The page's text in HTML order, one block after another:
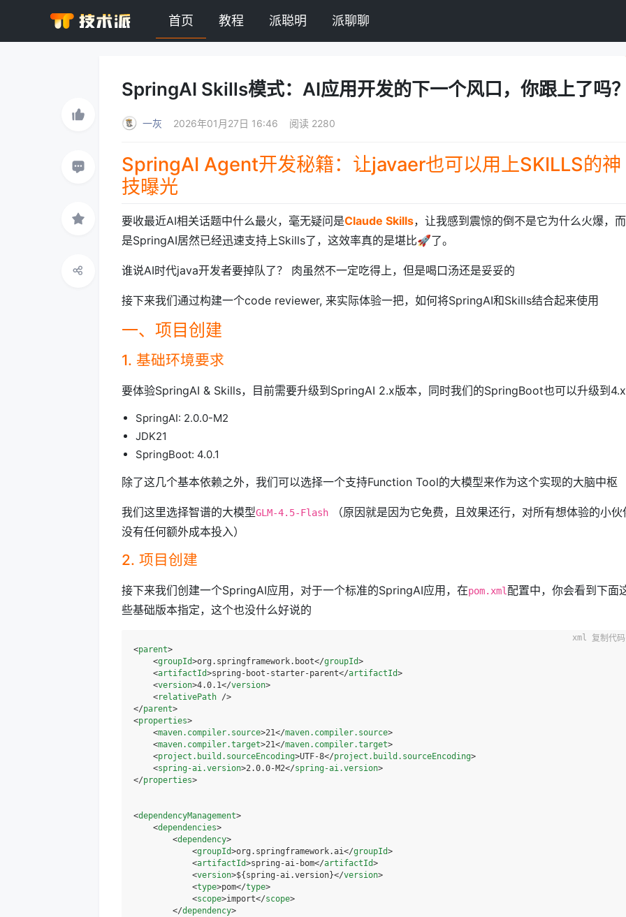
首页 教程 派聪明 派聊聊
SpringAI Skills模式：AI应用开发的下一个风口，你跟上了吗
一灰 2026年01月27日 16:46 阅读 2280
SpringAI Agent开发秘籍：让javaer也可以用上SKILLS的神
技曝光
要收最近AI相关话题中什么最火，毫无疑问是Claude Skills，让我感到震惊的倒不是它为什么火爆，而
是SpringAI居然已经迅速支持上Skills了，这效率真的是堪比🚀了。
谁说AI时代java开发者要掉队了？ 肉虽然不一定吃得上，但是喝口汤还是妥妥的
接下来我们通过构建一个code reviewer, 来实际体验一把，如何将SpringAI和Skills结合起来使用
一、项目创建
1. 基础环境要求
要体验SpringAI & Skills，目前需要升级到SpringAI 2.x版本，同时我们的SpringBoot也可以升级到4.x
SpringAI: 2.0.0-M2
JDK21
SpringBoot: 4.0.1
除了这几个基本依赖之外，我们可以选择一个支持Function Tool的大模型来作为这个实现的大脑中枢
我们这里选择智谱的大模型GLM-4.5-Flash
（原因就是因为它免费，且效果还行，对所有想体验的小伙
没有任何额外成本投入）
2. 项目创建
接下来我们创建一个SpringAI应用，对于一个标准的SpringAI应用，在pom.xml 配置中，你会看到下面
些基础版本指定，这个也没什么好说的
<parent>
<groupId>org.springframework.boot</groupId>
<artifactId>spring-boot-starter-parent</artifactId>
<version>4.0.1</version>
<relativePath />
</parent>
<properties>
<maven.compiler.source>21</maven.compiler.source>
<maven.compiler.target>21</maven.compiler.target>
<project.build.sourceEncoding>UTF-8</project.build.sourceEncoding>
<spring-ai.version>2.0.0-M2</spring-ai.version>
</properties>
<dependencyManagement>
<dependencies>
<dependency>
<groupId>org.springframework.ai</groupId>
<artifactId>spring-ai-bom</artifactId>
<version>${spring-ai.version}</version>
<type>pom</type>
<scope>import</scope>
</dependency>
复制代码